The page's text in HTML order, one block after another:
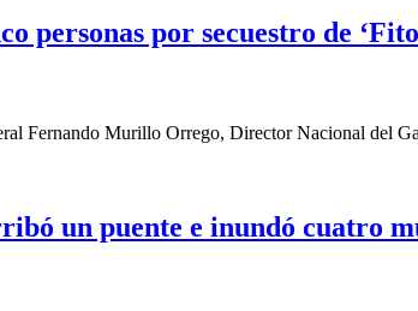
personas por secuestro de
Murillo Orrego, Director Nacional del
un puente e inundó cuatro